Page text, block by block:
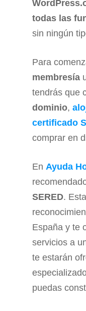
todas las
sin ningún
Para
membresía
tendrás que
dominio,
certificado
comprar en
En Ayuda
SERED.
España y te
servicios a
te estarán
puedas